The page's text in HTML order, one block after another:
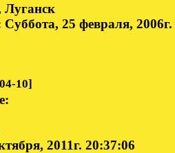
Луганск
Суббота, 25 февраля, 2006г.
10]
2011г. 20:37:06